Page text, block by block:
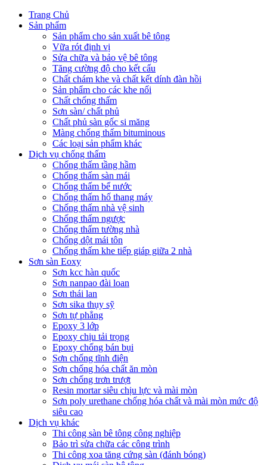
Trang Chủ
Sản phẩm
Sản phẩm cho sản xuất bê tông
Vữa rót định vị
Sửa chữa và bảo vệ bê tông
Tăng cường độ cho kết cấu
Chất chám khe và chất kết dính đàn hồi
Sản phẩm cho các khe nối
Chất chống thấm
Sơn sàn/ chất phủ
Chất phủ sàn gốc si măng
Màng chống thấm bituminous
Các loại sản phẩm khác
Dịch vụ chống thấm
Chống thấm tầng hầm
Chống thấm sàn mái
Chống thấm bể nước
Chống thấm hố thang máy
Chống thấm nhà vệ sinh
Chống thấm ngược
Chống thấm tường nhà
Chống dột mái tôn
Chống thấm khe tiếp giáp giữa 2 nhà
Sơn sàn Eoxy
Sơn kcc hàn quốc
Sơn nanpao đài loan
Sơn thái lan
Sơn sika thụy sỹ
Sơn tự phẳng
Epoxy 3 lớp
Epoxy chịu tải trọng
Epoxy chống bán bụi
Sơn chống tĩnh điện
Sơn chống hóa chất ăn mòn
Sơn chống trơn trượt
Resin mortar siêu chịu lực và mài mòn
Sơn poly urethane chống hóa chất và mài mòn mức độ
siêu cao
Dịch vụ khác
Thi công sàn bê tông công nghiệp
Bảo trì sửa chữa các công trình
Thi công xoa tăng cứng sàn (đánh bóng)